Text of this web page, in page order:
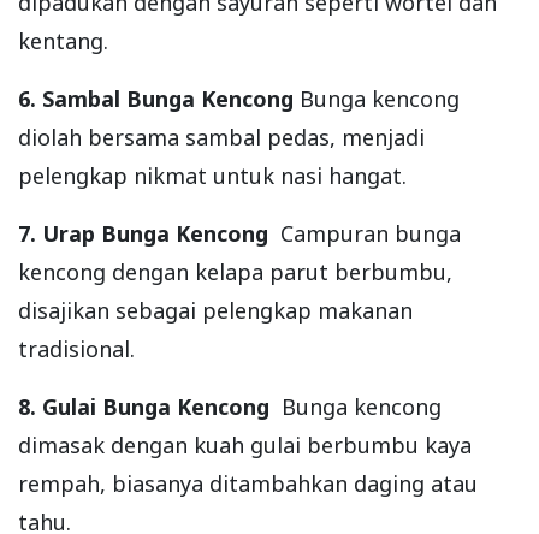
kentang.
6. Sambal Bunga Kencong Bunga kencong
diolah bersama sambal pedas, menjadi
pelengkap nikmat untuk nasi hangat.
7. Urap Bunga Kencong Campuran bunga
kencong dengan kelapa parut berbumbu,
disajikan sebagai pelengkap makanan
tradisional.
8. Gulai Bunga Kencong Bunga kencong
dimasak dengan kuah gulai berbumbu kaya
rempah, biasanya ditambahkan daging atau
tahu.